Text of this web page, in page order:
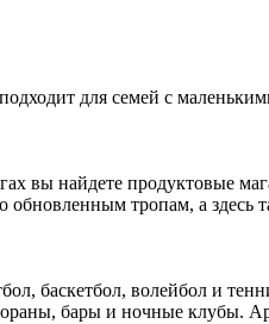
для семей с
вы найдете продуктовые
тропам, а здесь
волейбол и
бары и ночные клубы.